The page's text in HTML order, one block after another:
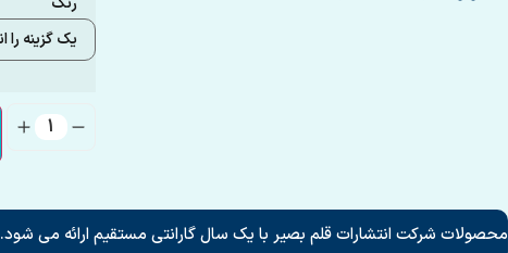
محصولات شرکت انتشارات قلم بصیر با یک سال گارانتی مستقیم ارائه می شود.